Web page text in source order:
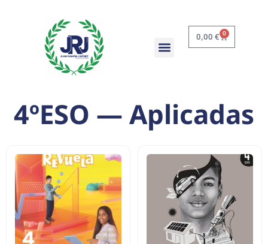
0,00 € 0
4ºESO — Aplicadas